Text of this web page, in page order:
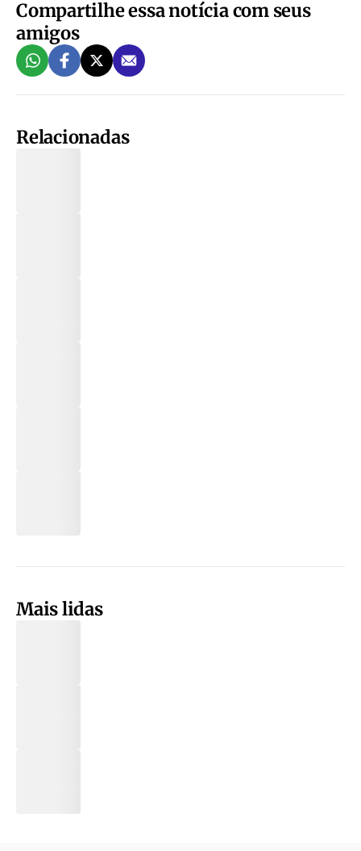
Compartilhe essa notícia com seus
amigos
Relacionadas
Mais lidas